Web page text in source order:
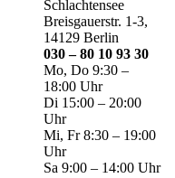
Schlachtensee
Breisgauerstr. 1-3,
14129 Berlin
030 – 80 10 93 30
Mo, Do 9:30 –
18:00 Uhr
Di 15:00 – 20:00
Uhr
Mi, Fr 8:30 – 19:00
Uhr
Sa 9:00 – 14:00 Uhr